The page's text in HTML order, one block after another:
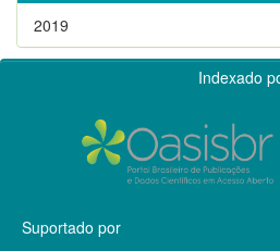
2019
Indexado
Suportado por